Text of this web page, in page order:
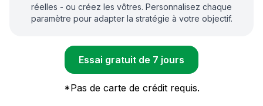
réelles - ou créez les vôtres. Personnalisez chaque
paramètre pour adapter la stratégie à votre objectif.
Essai gratuit de 7 jours
*Pas de carte de crédit requis.